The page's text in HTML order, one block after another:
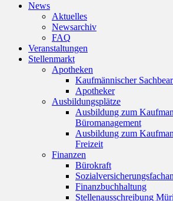
News
Aktuelles
Newsarchiv
FAQ
Veranstaltungen
Stellenmarkt
Apotheken
Kaufmännischer
Apotheker
Ausbildungsplätze
Ausbildung zum
Büromanagement
Ausbildung zum
Freizeit
Finanzen
Bürokraft
Finanzbuchhaltung
Stellenausschreibung